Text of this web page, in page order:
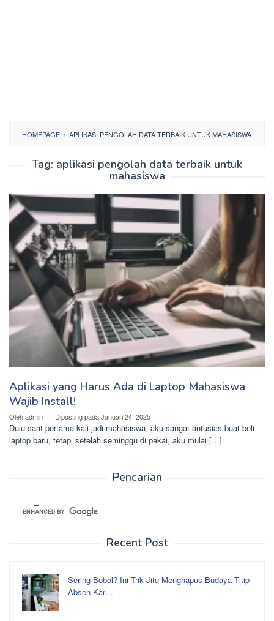
HOMEPAGE / APLIKASI PENGOLAH DATA TERBAIK UNTUK MAHASISWA
Tag: aplikasi pengolah data terbaik untuk
mahasiswa
Aplikasi yang Harus Ada di Laptop Mahasiswa
Wajib Install!
Olehadmin Diposting padaJanuari 24, 2025
Dulu saat pertama kali jadi mahasiswa, aku sangat antusias buat beli
laptop baru, tetapi setelah seminggu di pakai, aku mulai […]
Pencarian
Recent Post
Sering Bobol? Ini Trik Jitu Menghapus Budaya Titip
Absen Kar…